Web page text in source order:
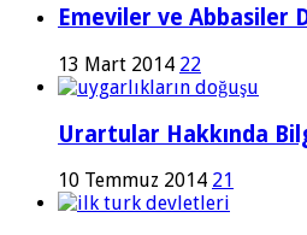
Emeviler ve Abbasiler
13 Mart 2014 22
Urartular Hakkında
10 Temmuz 2014 21